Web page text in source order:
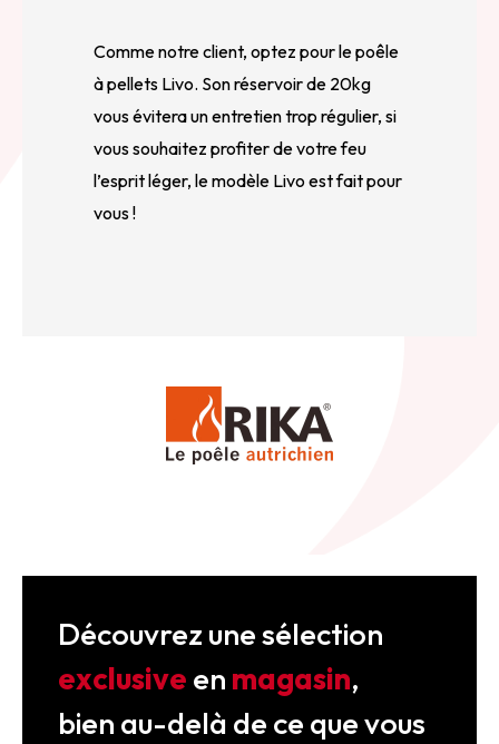
Comme notre client, optez pour le poêle
à pellets Livo. Son réservoir de 20kg
vous évitera un entretien trop régulier, si
vous souhaitez profiter de votre feu
l’esprit léger, le modèle Livo est fait pour
vous !
Découvrez une sélection
exclusive en magasin,
bien au-delà de ce que vous